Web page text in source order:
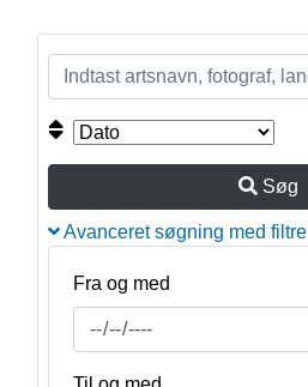
Søg
Avanceret søgning med filtre
Fra og med